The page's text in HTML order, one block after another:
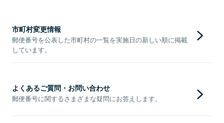
市町村変更情報
郵便番号を公表した市町村の一覧を実施日の新しい順に掲載
しています。
よくあるご質問・お問い合わせ
郵便番号に関するさまざまな疑問にお答えします。